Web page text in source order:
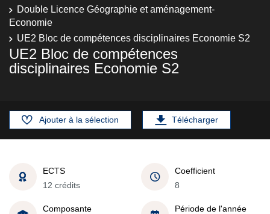
Double Licence Géographie et aménagement-
Economie
UE2 Bloc de compétences disciplinaires Economie S2
UE2 Bloc de compétences
disciplinaires Economie S2
Ajouter à la sélection Télécharger
ECTS
12 crédits
Coefficient
8
Composante
Période de l'année